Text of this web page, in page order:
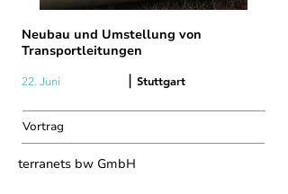
Neubau und Umstellung von
Transportleitungen
22. Juni | Stuttgart
Vortrag
terranets bw GmbH